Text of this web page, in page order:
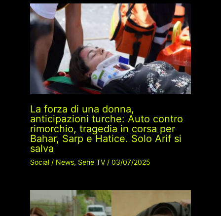
La forza di una donna,
anticipazioni turche: Auto contro
rimorchio, tragedia in corsa per
Bahar, Sarp e Hatice. Solo Arif si
salva
Social/ News, Serie TV/ 03/07/2025